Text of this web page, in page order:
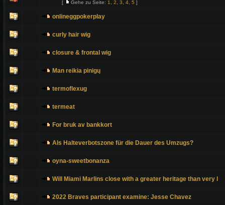
[ Gehe zu Seite: 1 2 3 4 5 ]
onlineggpokerplay
curly hair wig
closure & frontal wig
Man reikia pinigų
termoflexug
termeat
For bruk av bankkort
Als Halteverbotszone für die Dauer des Umzugs?
oyna-sweetbonanza
Will Miami Marlins close with a greater heritage than very l
2022 Braves participant examine: Jesse Chavez